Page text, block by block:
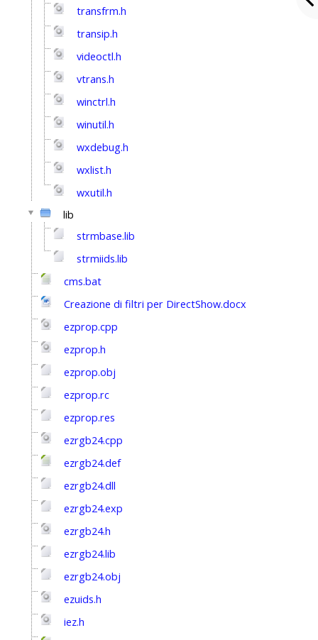
transfrm.h
transip.h
videoctl.h
vtrans.h
winctrl.h
winutil.h
wxdebug.h
wxlist.h
wxutil.h
lib
strmbase.lib
strmiids.lib
cms.bat
Creazione di filtri per DirectShow.docx
ezprop.cpp
ezprop.h
ezprop.obj
ezprop.rc
ezprop.res
ezrgb24.cpp
ezrgb24.def
ezrgb24.dll
ezrgb24.exp
ezrgb24.h
ezrgb24.lib
ezrgb24.obj
ezuids.h
iez.h